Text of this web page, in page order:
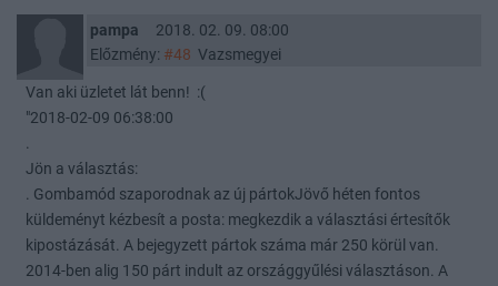
pampa
2018. 02. 09. 08:00
Előzmény: #48 Vazsmegyei
Van aki üzletet lát benn! :(
"2018-02-09 06:38:00
.
Jön a választás:
. Gombamód szaporodnak az új pártokJövő héten fontos
küldeményt kézbesít a posta: megkezdik a választási értesítők
kipostázását. A bejegyzett pártok száma már 250 körül van.
2014-ben alig 150 párt indult az országgyűlési választáson. A